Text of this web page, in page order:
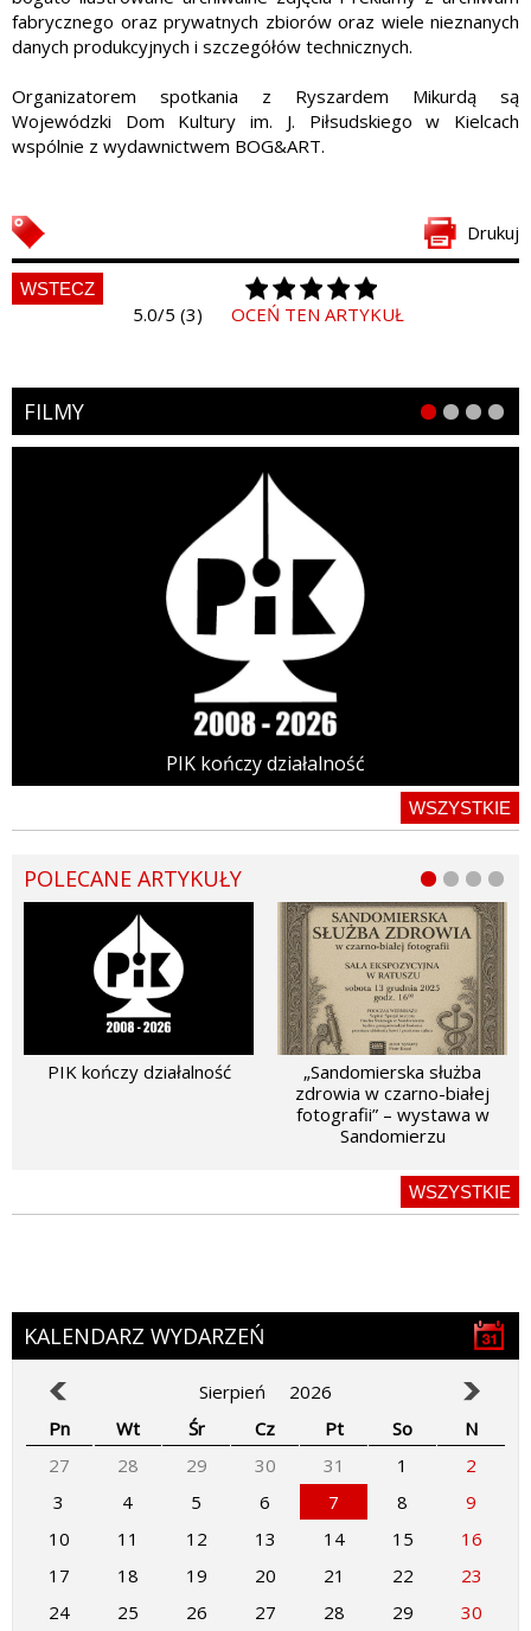
fabrycznego oraz prywatnych zbiorów oraz wiele nieznanych
danych produkcyjnych i szczegółów technicznych.
Organizatorem spotkania z Ryszardem Mikurdą są
Wojewódzki Dom Kultury im. J. Piłsudskiego w Kielcach
wspólnie z wydawnictwem BOG&ART.
Drukuj
WSTECZ
5.0/5 (3) OCEŃ TEN ARTYKUŁ
FILMY
PIK kończy działalność
WSZYSTKIE
POLECANE ARTYKUŁY
PIK kończy działalność
„Sandomierska służba
zdrowia w czarno-białej
fotografii” – wystawa w
Sandomierzu
WSZYSTKIE
KALENDARZ WYDARZEŃ
Sierpień
2026
Pn
Wt Śr Cz Pt So
N
27
28 29 30 31 1
2
3
4 5 6 7 8
9
10
11 12 13 14 15
16
17
18 19 20 21 22
23
24
25 26 27 28 29
30